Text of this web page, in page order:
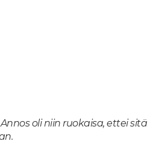
oli niin ruokaisa, ettei sitä